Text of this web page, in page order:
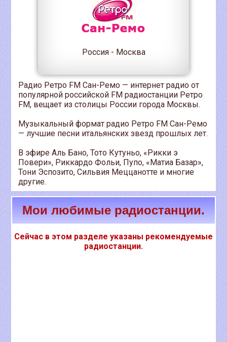
Россия - Москва
Радио Ретро FM Сан-Ремо — интернет радио от
популярной российской FM радиостанции Ретро
FM, вещает из столицы России города Москвы.
Музыкальный формат радио Ретро FM Сан-Ремо
— лучшие песни итальянских звезд прошлых лет.
В эфире Аль Бано, Тото Кутуньо, «Рикки э
Повери», Риккардо Фольи, Пупо, «Матиа Базар»,
Тони Эспозито, Сильвия Меццанотте и многие
другие.
Мои любимые радиостанции.
Сейчас в этом разделе указаны рекомендуемые
радиостанции.